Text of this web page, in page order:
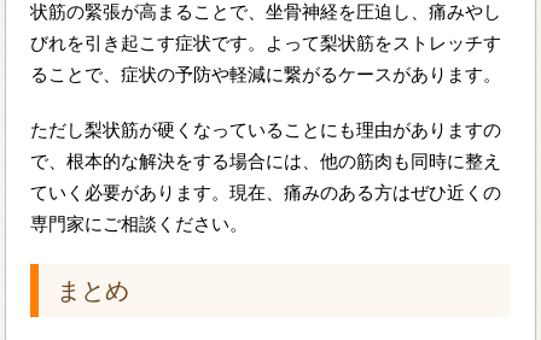
状筋の緊張が高まることで、坐骨神経を圧迫し、痛みやし
びれを引き起こす症状です。よって梨状筋をストレッチす
ることで、症状の予防や軽減に繋がるケースがあります。
ただし梨状筋が硬くなっていることにも理由がありますの
で、根本的な解決をする場合には、他の筋肉も同時に整え
ていく必要があります。現在、痛みのある方はぜひ近くの
専門家にご相談ください。
まとめ